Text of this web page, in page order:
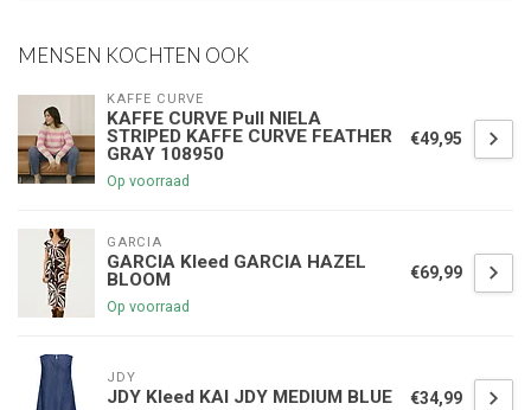
MENSEN KOCHTEN OOK
KAFFE CURVE
KAFFE CURVE Pull NIELA
STRIPED KAFFE CURVE FEATHER
GRAY 108950
Op voorraad
€49,95
GARCIA
GARCIA Kleed GARCIA HAZEL
BLOOM
Op voorraad
€69,99
JDY
JDY Kleed KAI JDY MEDIUM BLUE €34,99